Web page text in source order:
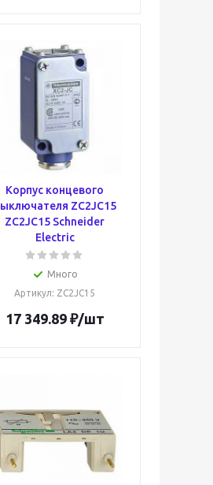
Корпус концевого
ZC2JC15
ZC2JC15 Schneider
Electric
Много
Артикул: ZC2JC15
17 349.89₽/шт